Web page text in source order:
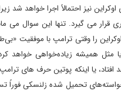
نیز احتمالاً اجرا خواهد شد
قرار می گیرد. تنها این سوال می
را وقتی ترامپ با موفقیت
مثل همیشه زیاده‌خواهی خواهد
افتاد، یا اینکه پوتین حرف های
تحمیل شده زلنسکی فوراً